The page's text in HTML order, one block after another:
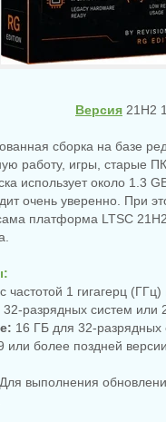
Версия 21H2
сборка на базе
работу, игры, старые
использует около 1.3
очень уверенно. При
платформа LTSC
частотой 1 гигагерц
32-разрядных систем или
16 ГБ для 32-разрядных
или более поздней
Для выполнения